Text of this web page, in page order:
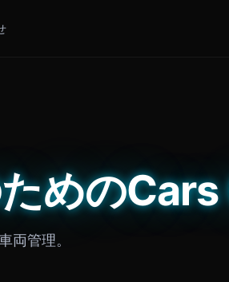
めの
両管理。